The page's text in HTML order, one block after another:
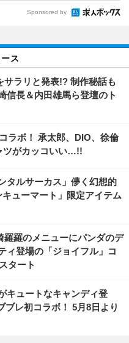
Sponsored by
ス
サラリと発表!? 制作秘話も
信長＆内田雄馬ら登壇のト
ラボ！ 承太郎、DIO、徐倫
ツがカッコいい…!!
タルサーカス」儚く幻想的
ューマート」限定アイテム
羅羅のメニューにパンダのデ
ィ登場の「ジョイフル」コ
タート
キュートなキャンディ登
ブレ初コラボ！ 5月8日より